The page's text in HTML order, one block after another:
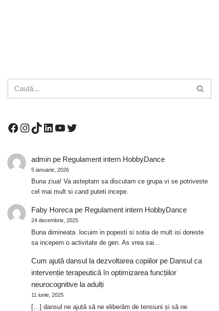
adminpe Regulament intern HobbyDance
5 ianuarie, 2026
Buna ziua! Va asteptam sa discutam ce grupa vi se potriveste
cel mai mult si cand puteti incepe.
Faby Horecape Regulament intern HobbyDance
24 decembrie, 2025
Buna dimineata .locuim in popesti si sotia de mult isi doreste
sa incepem o activitate de gen. As vrea sai…
Cum ajută dansul la dezvoltarea copiilorpe Dansul ca
intervenție terapeutică în optimizarea funcțiilor
neurocognitive la adulți
11 iunie, 2025
[…] dansul ne ajută să ne eliberăm de tensiuni și să ne